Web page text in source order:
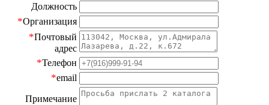
Должность
*Организация
*Почтовый
адрес
*Телефон
*email
Примечание